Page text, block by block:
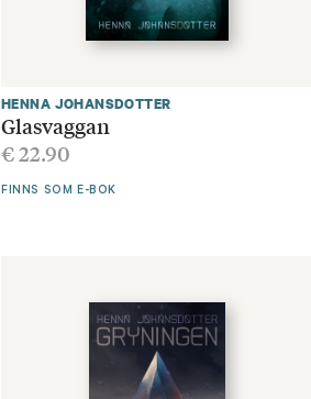
HENNA JOHANSDOTTER
Glasvaggan
€22.90
FINNS SOM E-BOK